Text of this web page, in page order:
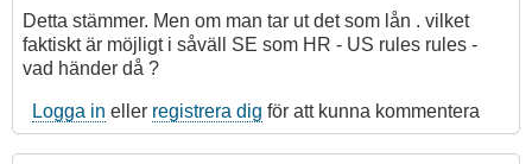
Detta stämmer. Men om man tar ut det som lån . vilket
faktiskt är möjligt i såväll SE som HR - US rules rules -
vad händer då ?
Logga in eller registrera dig för att kunna kommentera